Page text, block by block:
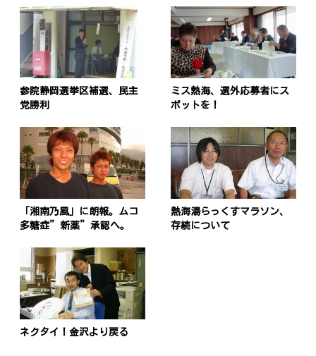
参院静岡選挙区補選、民主
党勝利
ミス熱海、選外応募者にス
ポットを！
「湘南乃風」に朗報。ムコ
多糖症”新薬”承認へ。
熱海湯らっくすマラソン、
存続について
ネクタイ！金沢より戻る